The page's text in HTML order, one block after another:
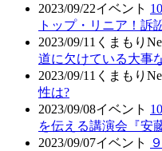
2023/09/22イベント
トップ・リニア！訴
2023/09/11 くまもり
道に欠けている大事
2023/09/11 くまもり
性は?
2023/09/08イベント
を伝える講演会『安
2023/09/07イベント